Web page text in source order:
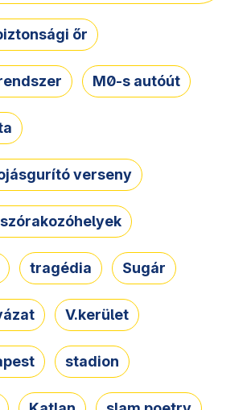
őr
M0-s autóút
verseny
tragédia Sugár
V.kerület
stadion